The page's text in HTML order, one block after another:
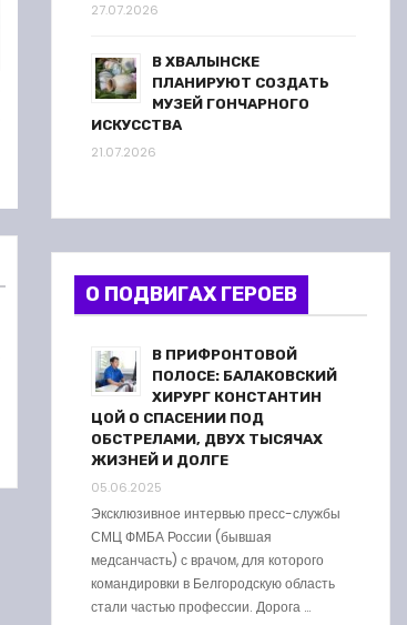
27.07.2026
В ХВАЛЫНСКЕ
ПЛАНИРУЮТ СОЗДАТЬ
МУЗЕЙ ГОНЧАРНОГО
ИСКУССТВА
21.07.2026
О ПОДВИГАХ ГЕРОЕВ
В ПРИФРОНТОВОЙ
ПОЛОСЕ: БАЛАКОВСКИЙ
ХИРУРГ КОНСТАНТИН
ЦОЙ О СПАСЕНИИ ПОД
ОБСТРЕЛАМИ, ДВУХ ТЫСЯЧАХ
ЖИЗНЕЙ И ДОЛГЕ
05.06.2025
Эксклюзивное интервью пресс-службы
СМЦ ФМБА России (бывшая
медсанчасть) с врачом, для которого
командировки в Белгородскую область
стали частью профессии. Дорога …